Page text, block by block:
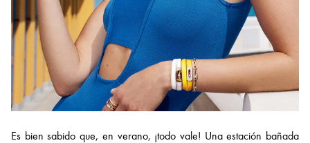
Es bien sabido que, en verano, ¡todo vale! Una estación bañada